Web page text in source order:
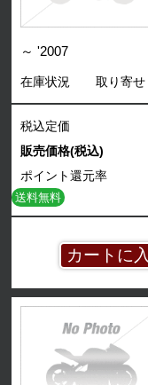
～ '2007
在庫状況 取り寄せ
税込定価
販売価格(税込)
ポイント還元率
送料無料